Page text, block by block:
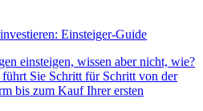
Einsteiger-Guide
einsteigen, wissen aber nicht, wie?
Sie Schritt für Schritt von der
bis zum Kauf Ihrer ersten